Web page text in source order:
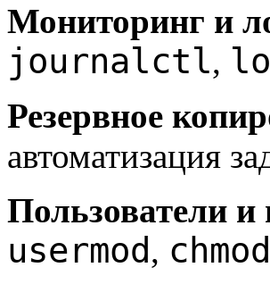
Мониторинг и
journalctl,
Резервное
автоматизация
Пользователи и
usermod, chmod